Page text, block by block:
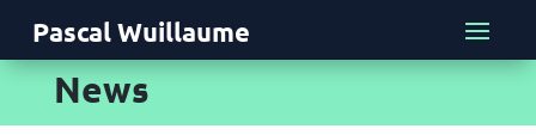
Pascal Wuillaume
News